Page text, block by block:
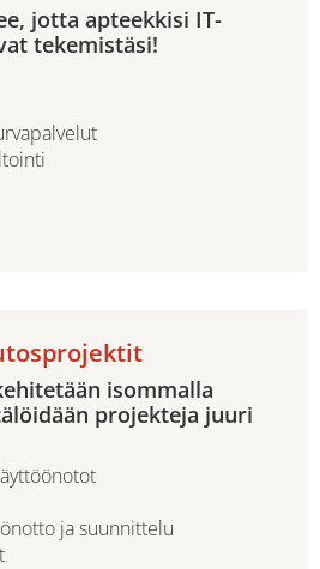
jotta apteekkisi IT-
tekemistäsi!
isommalla
projekteja juuri
ja suunnittelu